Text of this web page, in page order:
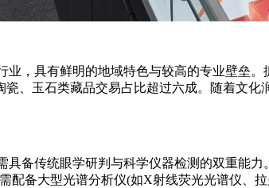
具有鲜明的地域特色与较高的专业壁垒。
瓷、玉石类藏品交易占比超过六成。随着文
传统眼学研判与科学仪器检测的双重能力
配备大型光谱分析仪(如X射线荧光光谱仪、